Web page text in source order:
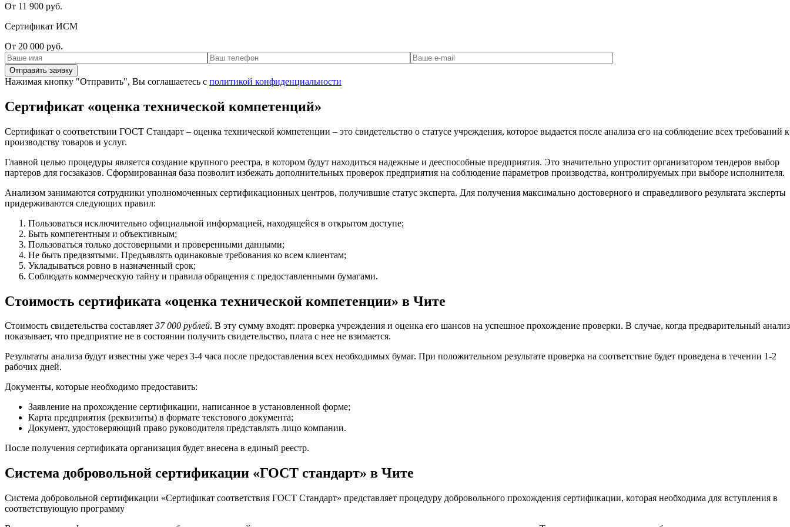
От 11 900 руб.
Сертификат ИСМ
От 20 000 руб.
Нажимая кнопку "Отправить", Вы соглашаетесь с политикой конфиденциальности
Сертификат «оценка технической компетенций»
Сертификат о соответствии ГОСТ Стандарт – оценка технической компетенции – это свидетельство о статусе учреждения, которое выдается после анализа его на соблюдение всех требований к
производству товаров и услуг.
Главной целью процедуры является создание крупного реестра, в котором будут находиться надежные и дееспособные предприятия. Это значительно упростит организатором тендеров выбор
партеров для госзаказов. Сформированная база позволит избежать дополнительных проверок предприятия на соблюдение параметров производства, контролируемых при выборе исполнителя.
Анализом занимаются сотрудники уполномоченных сертификационных центров, получившие статус эксперта. Для получения максимально достоверного и справедливого результата эксперты
придерживаются следующих правил:
Пользоваться исключительно официальной информацией, находящейся в открытом доступе;
Быть компетентным и объективным;
Пользоваться только достоверными и проверенными данными;
Не быть предвзятыми. Предъявлять одинаковые требования ко всем клиентам;
Укладываться ровно в назначенный срок;
Соблюдать коммерческую тайну и правила обращения с предоставленными бумагами.
Стоимость сертификата «оценка технической компетенции» в Чите
Стоимость свидетельства составляет 37 000 рублей. В эту сумму входят: проверка учреждения и оценка его шансов на успешное прохождение проверки. В случае, когда предварительный анализ
показывает, что предприятие не в состоянии получить свидетельство, плата с нее не взимается.
Результаты анализа будут известны уже через 3-4 часа после предоставления всех необходимых бумаг. При положительном результате проверка на соответствие будет проведена в течении 1-2
рабочих дней.
Документы, которые необходимо предоставить:
Заявление на прохождение сертификации, написанное в установленной форме;
Карта предприятия (реквизиты) в формате текстового документа;
Документ, удостоверяющий право руководителя представлять лицо компании.
После получения сертификата организация будет внесена в единый реестр.
Система добровольной сертификации «ГОСТ стандарт» в Чите
Система добровольной сертификации «Сертификат соответствия ГОСТ Стандарт» представляет процедуру добровольного прохождения сертификации, которая необходима для вступления в
соответствующую программу